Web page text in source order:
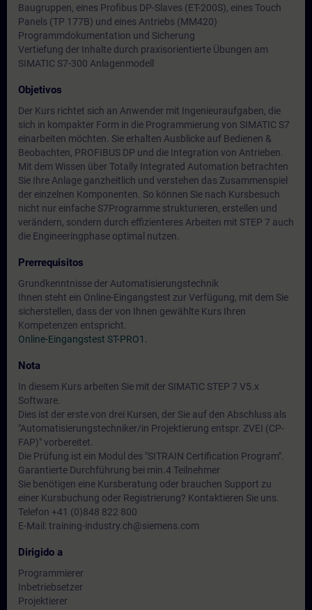
Baugruppen, eines Profibus DP-Slaves (ET-200S), eines Touch
Panels (TP 177B) und eines Antriebs (MM420)
Programmdokumentation und Sicherung
Vertiefung der Inhalte durch praxisorientierte Übungen am
SIMATIC S7-300 Anlagenmodell
Objetivos
Der Kurs richtet sich an Anwender mit Ingenieuraufgaben, die
sich in kompakter Form in die Programmierung von SIMATIC S7
einarbeiten möchten. Sie erhalten Ausblicke auf Bedienen &
Beobachten, PROFIBUS DP und die Integration von Antrieben.
Mit dem Wissen über Totally Integrated Automation betrachten
Sie Ihre Anlage ganzheitlich und verstehen das Zusammenspiel
der einzelnen Komponenten. So können Sie nach Kursbesuch
nicht nur einfache S7Programme strukturieren, erstellen und
verändern, sondern durch effizienteres Arbeiten mit STEP 7 auch
die Engineeringphase optimal nutzen.
Prerrequisitos
Grundkenntnisse der Automatisierungstechnik
Ihnen steht ein Online-Eingangstest zur Verfügung, mit dem Sie
sicherstellen, dass der von Ihnen gewählte Kurs Ihren
Kompetenzen entspricht.
Online-Eingangstest ST-PRO1
Nota
In diesem Kurs arbeiten Sie mit der SIMATIC STEP 7 V5.x
Software.
Dies ist der erste von drei Kursen, der Sie auf den Abschluss als
"Automatisierungstechniker/in Projektierung entspr. ZVEI (CP-
FAP)" vorbereitet.
Die Prüfung ist ein Modul des "SITRAIN Certification Program".
Garantierte Durchführung bei min.4 Teilnehmer
Sie benötigen eine Kursberatung oder brauchen Support zu
einer Kursbuchung oder Registrierung? Kontaktieren Sie uns.
Telefon +41 (0)848 822 800
E-Mail: training-industry.ch@siemens.com
Dirigido a
Programmierer
Inbetriebsetzer
Projektierer